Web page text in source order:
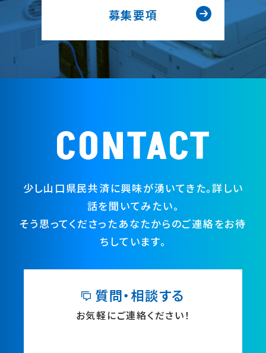
募集要項
CONTACT
少し山口県民共済に興味が湧いてきた。詳しい
話を聞いてみたい。
そう思ってくださったあなたからのご連絡をお待
ちしています。
質問・相談する
お気軽にご連絡ください！